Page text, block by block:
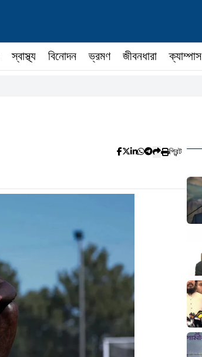
স্বাস্থ্য বিনোদন ভ্রমণ জীবনধারা ক্যাম্পাস
প্রিন্ট